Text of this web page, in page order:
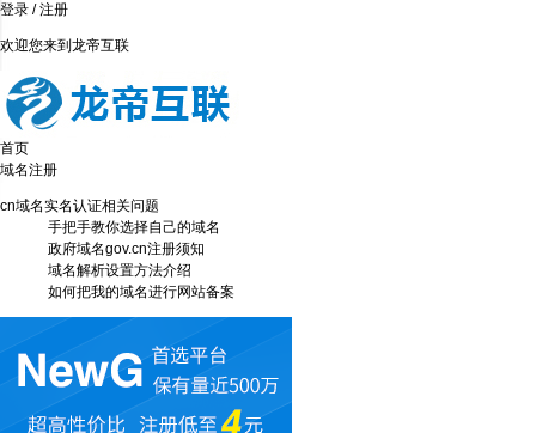
登录 /注册
欢迎您来到龙帝互联
首页
域名注册
cn域名实名认证相关问题
手把手教你选择自己的域名
政府域名gov.cn注册须知
域名解析设置方法介绍
如何把我的域名进行网站备案